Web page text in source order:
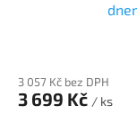
3 057 Kč bez DPH
3 699 Kč / ks